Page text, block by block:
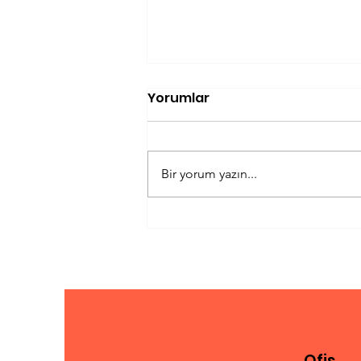
Yorumlar
Bir yorum yazın...